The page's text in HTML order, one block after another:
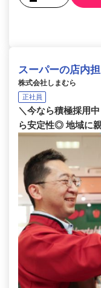
スーパーの店内
株式会社しまむら
正社員
＼今なら積極採用
ら安定性◎ 地域に